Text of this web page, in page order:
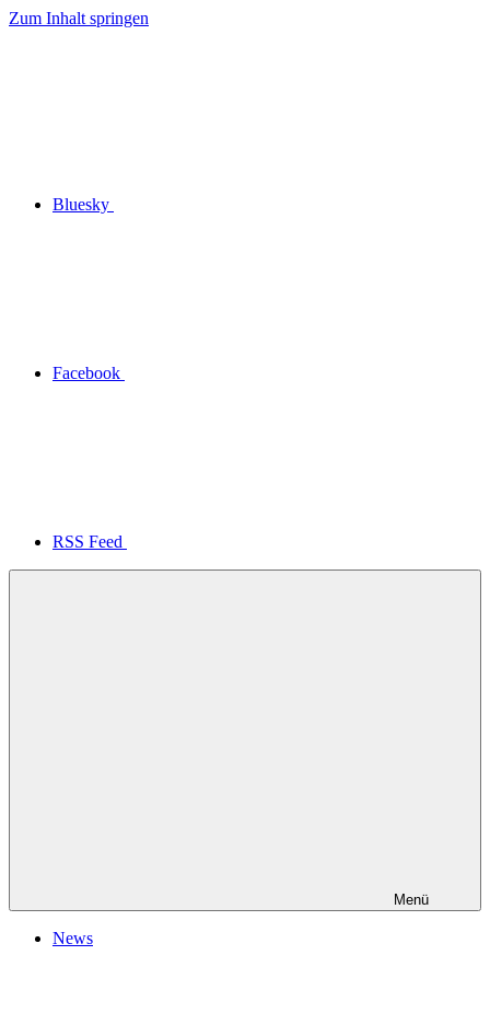
Zum Inhalt springen
Bluesky
Facebook
RSS Feed
Menü
News